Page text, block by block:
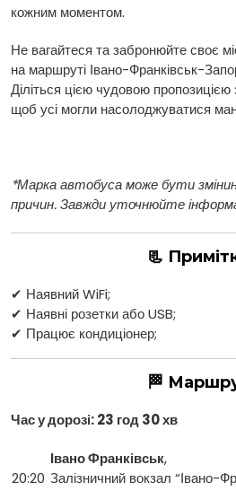
кожним моментом.
Не вагайтеся та забронюйте своє
на маршруті Івано-Франківськ-
Діліться цією чудовою
щоб усі могли насолоджуватися
*Марка автобуса може бути
причин. Завжди уточнюйте
📃
✔ Наявний WiFi;
✔ Наявні розетки або USB;
✔ Працює кондиціонер;
🏁
Час у дорозі: 23 год 30 хв
20:20
Івано Франківськ,
Залізничний вокзал “Івано-